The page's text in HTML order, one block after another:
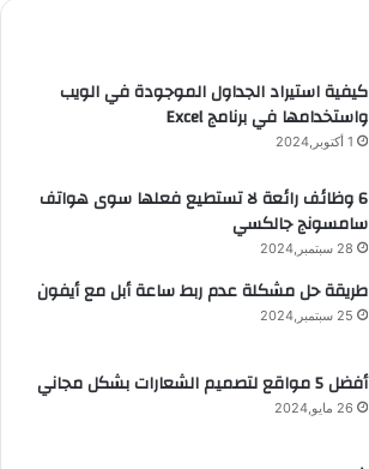
e
م
ت
و
كيفية استيراد الجداول الموجودة في الويب
واستخدامها في برنامج Excel
1 أكتوبر,2024
6 وظائف رائعة لا تستطيع فعلها سوى هواتف
سامسونج جالكسي
28 سبتمبر,2024
طريقة حل مشكلة عدم ربط ساعة أبل مع أيفون
25 سبتمبر,2024
أفضل 5 مواقع لتصميم الشعارات بشكل مجاني
26 مايو,2024